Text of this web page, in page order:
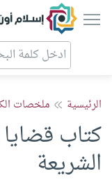
إسلام
الرئيسية ملخصات
كتاب
الشريعة